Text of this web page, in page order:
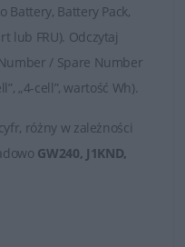
Battery, Battery Pack,
lub FRU). Odczytaj
/ Spare Number
„4-cell”, wartość Wh).
różny w zależności
GW240, J1KND,